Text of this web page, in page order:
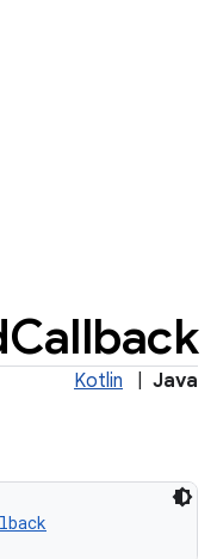
Callback
Kotlin Java